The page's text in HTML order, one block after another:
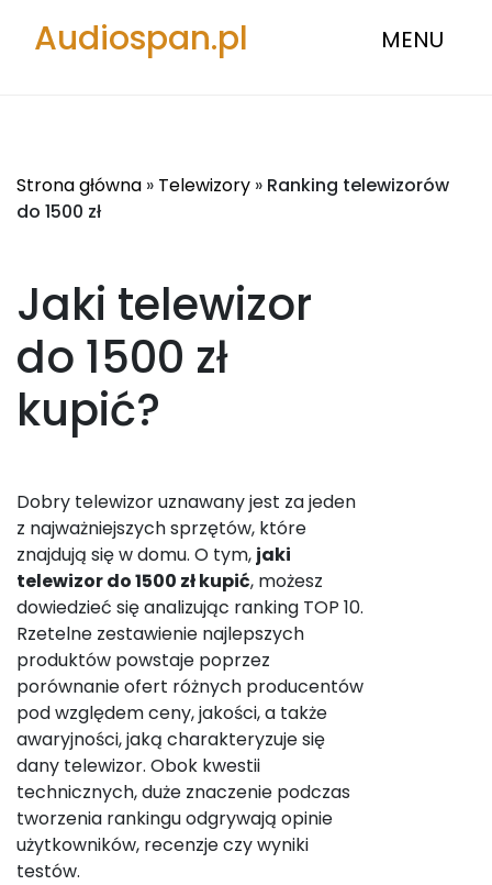
Audiospan.pl MENU
Strona główna » Telewizory » Ranking telewizorów
do 1500 zł
Jaki telewizor
do 1500 zł
kupić?
Dobry telewizor uznawany jest za jeden
z najważniejszych sprzętów, które
znajdują się w domu. O tym, jaki
telewizor do 1500 zł kupić, możesz
dowiedzieć się analizując ranking TOP 10.
Rzetelne zestawienie najlepszych
produktów powstaje poprzez
porównanie ofert różnych producentów
pod względem ceny, jakości, a także
awaryjności, jaką charakteryzuje się
dany telewizor. Obok kwestii
technicznych, duże znaczenie podczas
tworzenia rankingu odgrywają opinie
użytkowników, recenzje czy wyniki
testów.